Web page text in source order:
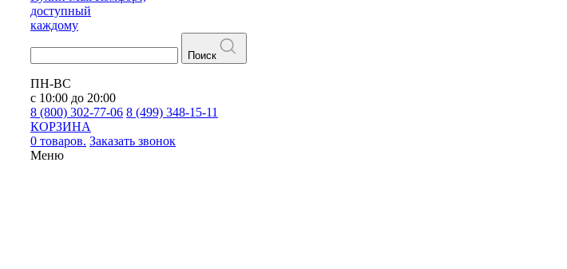
доступный
каждому
Поиск
ПН-ВС
с 10:00 до 20:00
8 (800) 302-77-06 8 (499) 348-15-11
КОРЗИНА
0 товаров. Заказать звонок
Меню